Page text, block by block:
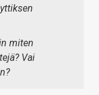
miten
Vai